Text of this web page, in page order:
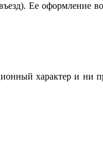
Ее оформление
характер и ни